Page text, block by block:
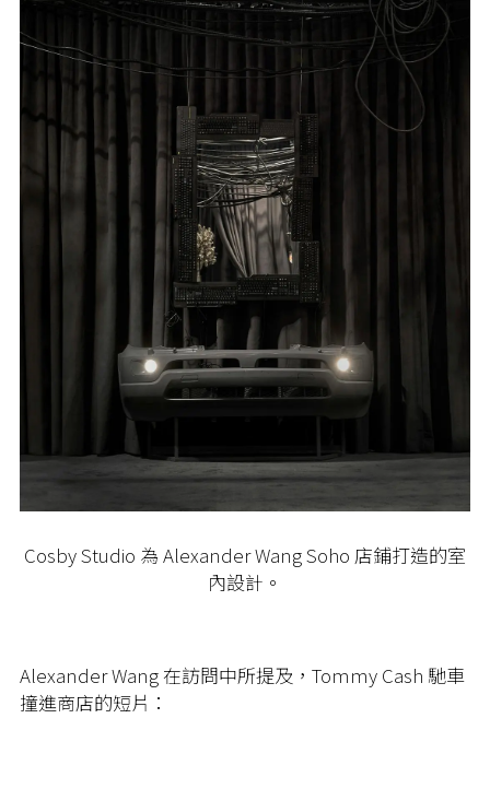
Cosby Studio 為 Alexander Wang Soho 店鋪打造的室
內設計。
Alexander Wang 在訪問中所提及，Tommy Cash 馳車
撞進商店的短片：